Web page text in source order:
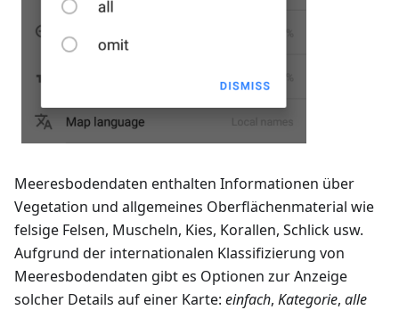
Meeresbodendaten enthalten Informationen über
Vegetation und allgemeines Oberflächenmaterial wie
felsige Felsen, Muscheln, Kies, Korallen, Schlick usw.
Aufgrund der internationalen Klassifizierung von
Meeresbodendaten gibt es Optionen zur Anzeige
solcher Details auf einer Karte: einfach, Kategorie, alle